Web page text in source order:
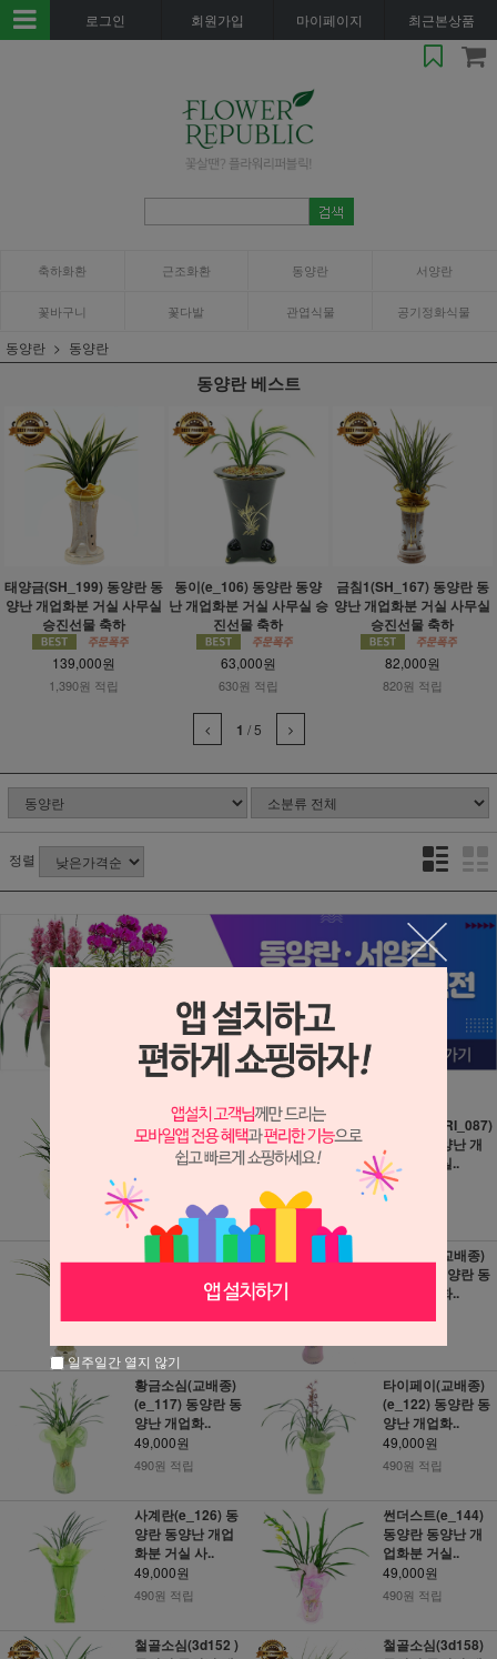
로그인 회원가입 마이페이지 최근본상품
축하화환 근조화환 동양란 서양란
꽃바구니 꽃다발 관엽식물 공기정화식물
동양란 동양란
동양란 베스트
태양금(SH_199) 동양란 동
양난 개업화분 거실 사무실
승진선물 축하
139,000원
1,390원 적립
동이(e_106) 동양란 동양
난 개업화분 거실 사무실 승
진선물 축하
63,000원
630원 적립
금침1(SH_167) 동양란 동
양난 개업화분 거실 사무실
승진선물 축하
82,000원
820원 적립
1 /5
정렬
철골소심 (RI_086)
동양란 동양난 개
업화분 거실..
49,000원
490원 적립
철골소심 (RI_087)
동양란 동양난 개
업화분 거실..
49,000원
490원 적립
철골소심 (RI_088)
업화분 거실..
타이페이(교배종)
(e_112) 동양란 동
양난 개업화..
황금소심(교배종)
(e_117) 동양란 동
양난 개업화..
49,000원
490원 적립
타이페이(교배종)
(e_122) 동양란 동
양난 개업화..
49,000원
490원 적립
사계란(e_126) 동
양란 동양난 개업
화분 거실 사..
49,000원
490원 적립
썬더스트(e_144)
동양란 동양난 개
업화분 거실..
49,000원
490원 적립
철골소심(3d152 )
철골소심(3d158)
일주일간 열지 않기